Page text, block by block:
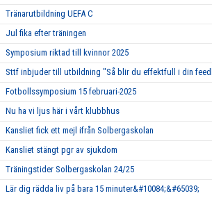
Tränarutbildning UEFA C
Jul fika efter träningen
Symposium riktad till kvinnor 2025
Sttf inbjuder till utbildning "Så blir du effektfull i din
Fotbollssymposium 15 februari-2025
Nu ha vi ljus här i vårt klubbhus
Kansliet fick ett mejl ifrån Solbergaskolan
Kansliet stängt pgr av sjukdom
Träningstider Solbergaskolan 24/25
Lär dig rädda liv på bara 15 minuter&#10084;&#65039;